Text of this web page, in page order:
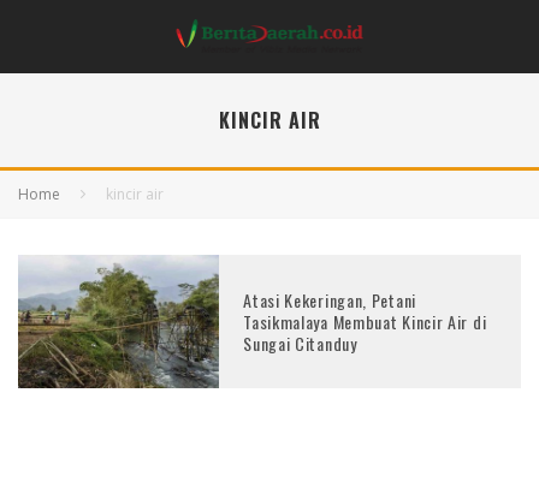
KINCIR AIR
Home kincir air
Atasi Kekeringan, Petani
Tasikmalaya Membuat Kincir Air di
Sungai Citanduy